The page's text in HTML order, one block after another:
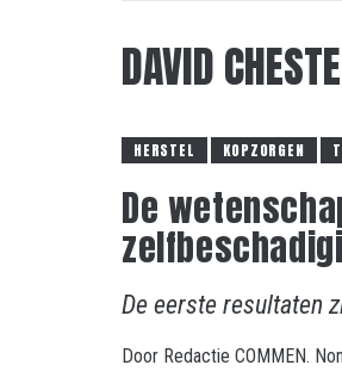
DAVID
HERSTEL KOPZORGEN
De
De eerste resultaten
Door Redactie COMMEN.